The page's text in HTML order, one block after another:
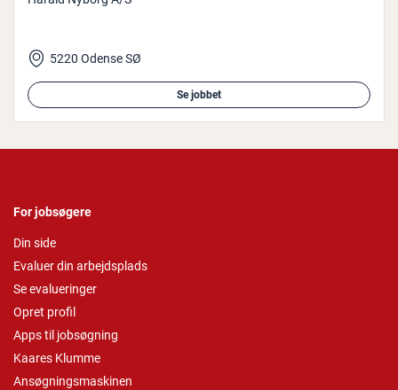
5220 Odense SØ
Se jobbet
For jobsøgere
Din side
Evaluer din arbejdsplads
Se evalueringer
Opret profil
Apps til jobsøgning
Kaares Klumme
Ansøgningsmaskinen